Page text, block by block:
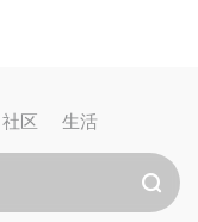
社区 生活